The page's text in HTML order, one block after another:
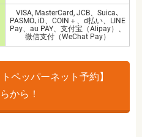
VISA, MasterCard, JCB、 Suica､
PASMO､iD、COIN＋、d払い、LINE
Pay、au PAY、支付宝（Alipay）、
微信支付（WeChat Pay）
ペッパーネット予約】
から！